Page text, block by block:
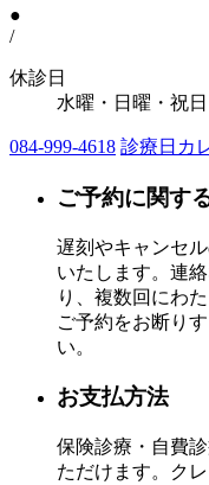
●
/
休診日
水曜・日曜・祝日
084-999-4618 診療日カ
ご予約に関す
遅刻やキャンセ
いたします。連
り、複数回にわ
ご予約をお断り
い。
お支払方法
保険診療・自費
ただけます。ク